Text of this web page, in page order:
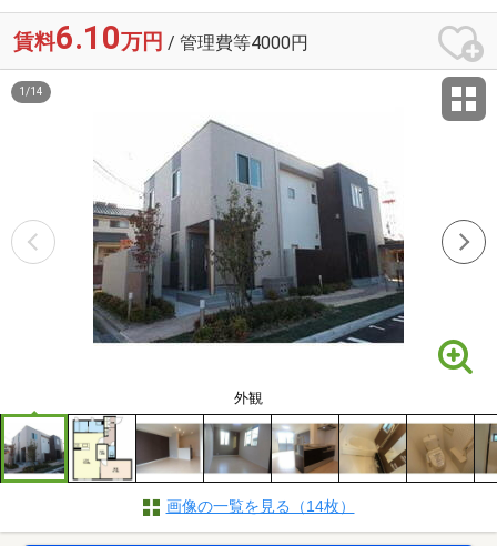
賃料6.10万円 / 管理費等4000円
外観
1 /14
画像の一覧を見る（14枚）